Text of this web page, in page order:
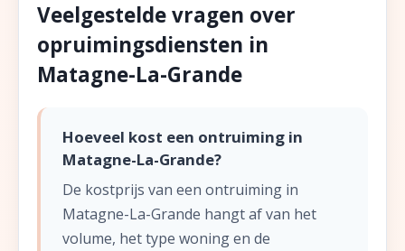
Veelgestelde vragen over
opruimingsdiensten in
Matagne-La-Grande
Hoeveel kost een ontruiming in
Matagne-La-Grande?
De kostprijs van een ontruiming in
Matagne-La-Grande hangt af van het
volume, het type woning en de